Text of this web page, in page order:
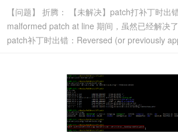
【问题】 折腾： 【未解决】patch打补丁时出
malformed patch at line 期间，虽然已经解决
patch补丁时出错：Reversed (or previously